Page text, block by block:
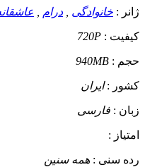
ژانر : خانوادگی درام
کیفیت : 720P
حجم : 940MB
کشور :ایران
زبان : فارسی
امتیاز :
رده سنی : همه سنین